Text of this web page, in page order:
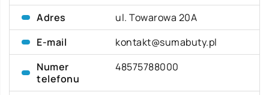
Adres
ul. Towarowa 20A
E-mail
kontakt@sumabuty.pl
Numer
telefonu
48575788000